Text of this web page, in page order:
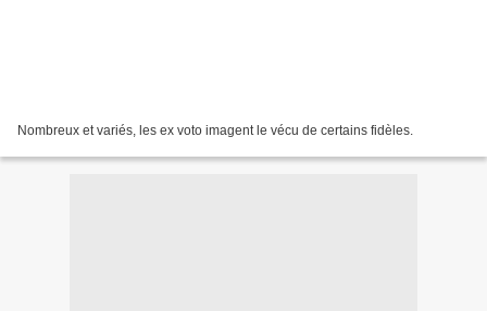
Nombreux et variés, les ex voto imagent le vécu de certains fidèles.